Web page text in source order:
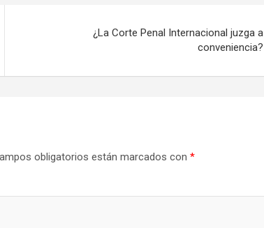
¿La Corte Penal Internacional juzga a
conveniencia?
obligatorios están marcados con *